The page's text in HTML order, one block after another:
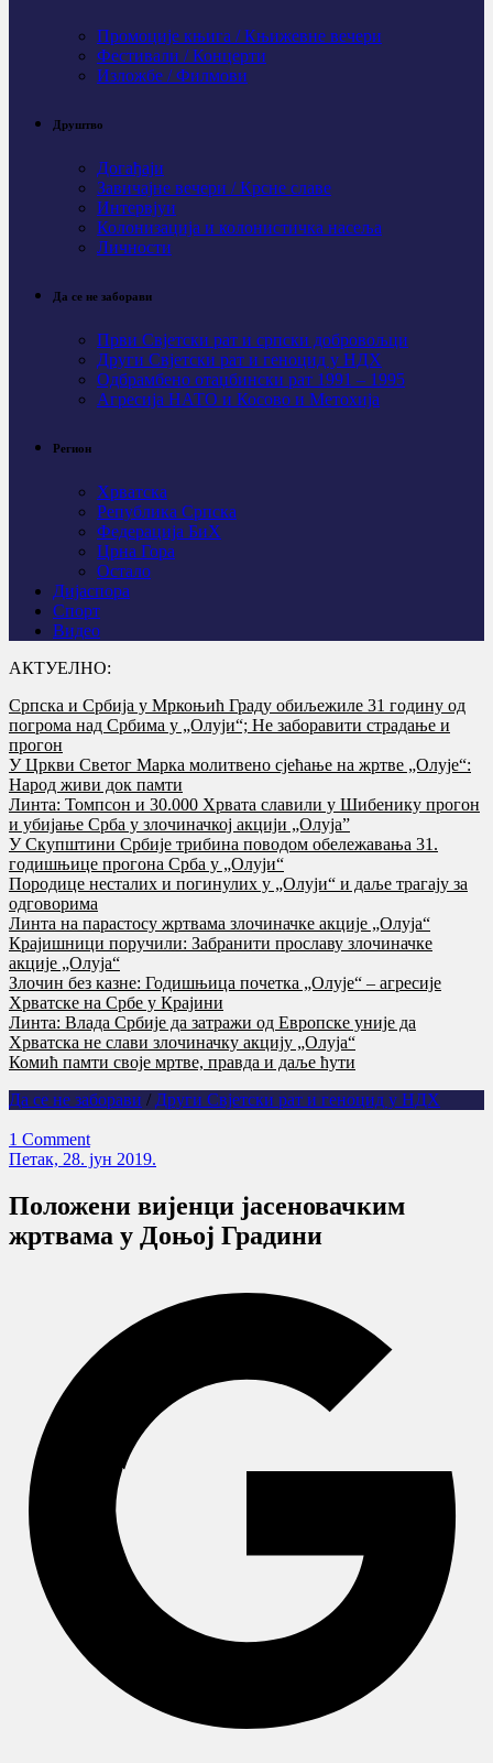
Промоције књига / Књижевне вечери
Фестивали / Концерти
Изложбе / Филмови
Друштво
Догађаји
Завичајне вечери / Крсне славе
Интервјуи
Колонизација и колонистичка насеља
Личности
Да се не заборави
Први Свјeтски рат и српски добровољци
Други Свјетски рат и геноцид у НДХ
Одбрамбено отаџбински рат 1991 – 1995
Агресија НАТО и Косово и Метохија
Регион
Хрватска
Република Српска
Федерација БиХ
Црна Гора
Остало
Дијаспора
Спорт
Видео
АКТУЕЛНО:
Српска и Србија у Мркоњић Граду обиљежиле 31 годину од
погрома над Србима у „Олуји“; Не заборавити страдање и
прогон
У Цркви Светог Марка молитвено сјећање на жртве „Олује“:
Народ живи док памти
Линта: Томпсон и 30.000 Хрвата славили у Шибенику прогон
и убијање Срба у злочиначкој акцији „Олуја”
У Скупштини Србије трибина поводом обележавања 31.
годишњице прогона Срба у „Олуји“
Породице несталих и погинулих у „Олуји“ и даље трагају за
одговорима
Линта на парастосу жртвама злочиначке акције „Олуја“
Крајишници поручили: Забранити прославу злочиначке
акције „Олуја“
Злочин без казне: Годишњица почетка „Олује“ – агресије
Хрватске на Србе у Крајини
Линта: Влада Србије да затражи од Европске уније да
Хрватска не слави злочиначку акцију „Олуја“
Комић памти своје мртве, правда и даље ћути
Да се не заборави / Други Свјетски рат и геноцид у НДХ
1 Comment
Петак, 28. јун 2019.
Положени вијенци јасеновачким
жртвама у Доњој Градини